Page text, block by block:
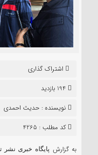
اشتراک گذاری
نویسنده : حدیث احمدی
سعیدکد مطلب : 4265
به گزارشپایگاه خبری نشر